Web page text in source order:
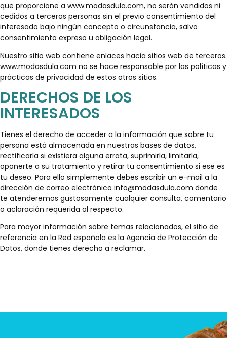
que proporcione a www.modasdula.com, no serán vendidos ni
cedidos a terceras personas sin el previo consentimiento del
interesado bajo ningún concepto o circunstancia, salvo
consentimiento expreso u obligación legal.
Nuestro sitio web contiene enlaces hacia sitios web de terceros.
www.modasdula.com no se hace responsable por las políticas y
prácticas de privacidad de estos otros sitios.
DERECHOS DE LOS
INTERESADOS
Tienes el derecho de acceder a la información que sobre tu
persona está almacenada en nuestras bases de datos,
rectificarla si existiera alguna errata, suprimirla, limitarla,
oponerte a su tratamiento y retirar tu consentimiento si ese es
tu deseo. Para ello simplemente debes escribir un e-mail a la
dirección de correo electrónico info@modasdula.com donde
te atenderemos gustosamente cualquier consulta, comentario
o aclaración requerida al respecto.
Para mayor información sobre temas relacionados, el sitio de
referencia en la Red española es la Agencia de Protección de
Datos, donde tienes derecho a reclamar.